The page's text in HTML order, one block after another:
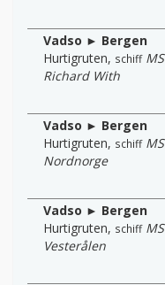
Vadso ► Bergen
Hurtigruten, schiff MS
Richard With
Vadso ► Bergen
Hurtigruten, schiff MS
Nordnorge
Vadso ► Bergen
Hurtigruten, schiff MS
Vesterålen